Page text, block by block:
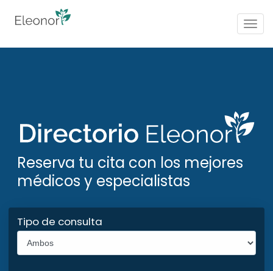
Reserva tu cita con los mejores
médicos y especialistas
Tipo de consulta